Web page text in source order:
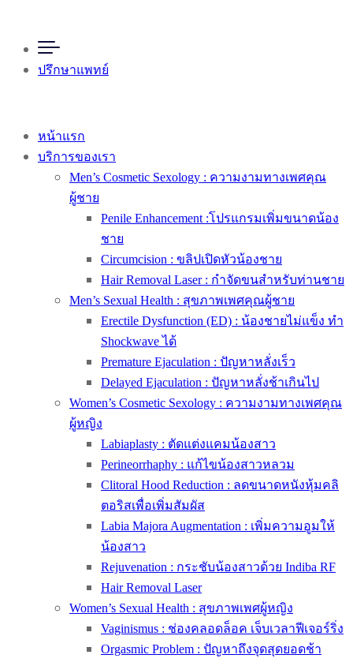
ปรึกษาแพทย์
หน้าแรก
บริการของเรา
Men’s Cosmetic Sexology : ความงามทางเพศคุณ
ผู้ชาย
Penile Enhancement :โปรแกรมเพิ่มขนาดน้อง
ชาย
Circumcision : ขลิปเปิดหัวน้องชาย
Hair Removal Laser : กำจัดขนสำหรับท่านชาย
Men’s Sexual Health : สุขภาพเพศคุณผู้ชาย
Erectile Dysfunction (ED) : น้องชายไม่แข็ง ทำ
Shockwave ได้
Premature Ejaculation : ปัญหาหลั่งเร็ว
Delayed Ejaculation : ปัญหาหลั่งช้าเกินไป
Women’s Cosmetic Sexology : ความงามทางเพศคุณ
ผู้หญิง
Labiaplasty : ตัดแต่งแคมน้องสาว
Perineorrhaphy : แก้ไขน้องสาวหลวม
Clitoral Hood Reduction : ลดขนาดหนังหุ้มคลิ
ตอริสเพื่อเพิ่มสัมผัส
Labia Majora Augmentation : เพิ่มความอูมให้
น้องสาว
Rejuvenation : กระชับน้องสาวด้วย Indiba RF
Hair Removal Laser
Women’s Sexual Health : สุขภาพเพศผู้หญิง
Vaginismus : ช่องคลอดล็อค เจ็บเวลาฟีเจอร์ริ่ง
Orgasmic Problem : ปัญหาถึงจุดสุดยอดช้า